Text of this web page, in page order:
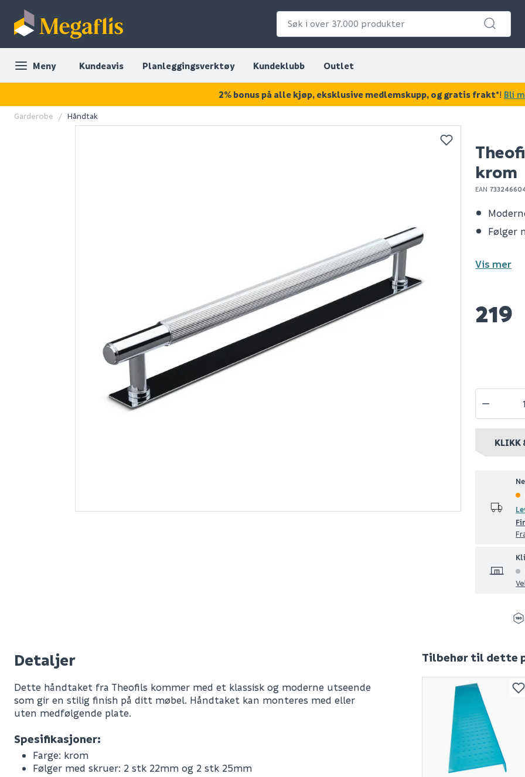
Meny Kundeavis Planleggingsverktøy Kundeklubb Outlet
KAN DISSE VÆRE AV INTERESSE?
Nettlager:50+ stk
Klikk & Hent
Grohe vitalio start
250 dusjsystem krom
5 999
Megaplan
avrettingsmasse
20kg
m/aut.
30m slange
Klikk & Hent
Garderobe Håndtak
krom
EAN
Følger
Vis mer
219
KLIKK
Detaljer
Dette håndtaket fra Theofils kommer med et klassisk og moderne utseende
som gir en stilig finish på ditt møbel. Håndtaket kan monteres med eller
uten medfølgende plate.
Spesifikasjoner:
Farge: krom
Følger med skruer: 2 stk 22mm og 2 stk 25mm
Tilbehør til dette
2% bonus på alle kjøp, eksklusive medlemskupp, og gratis frakt*! Bli